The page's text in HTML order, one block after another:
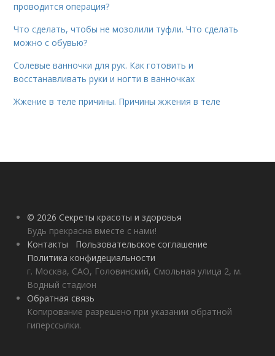
проводится операция?
Что сделать, чтобы не мозолили туфли. Что сделать
можно с обувью?
Солевые ванночки для рук. Как готовить и
восстанавливать руки и ногти в ванночках
Жжение в теле причины. Причины жжения в теле
© 2026 Секреты красоты и здоровья
Будь прекрасна вместе с нами!
Контакты
Пользовательское соглашение
Политика конфидециальности
г. Москва, САО, Головинский, Смольная улица 2, м.
Водный стадион
Обратная связь
Копирование разрешено при указании обратной
гиперссылки.